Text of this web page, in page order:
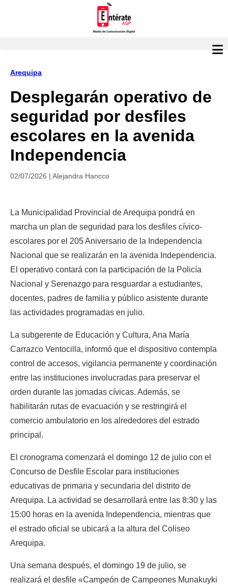
Arequipa
Desplegarán operativo de
seguridad por desfiles
escolares en la avenida
Independencia
02/07/2026 | Alejandra Hancco
La Municipalidad Provincial de Arequipa pondrá en
marcha un plan de seguridad para los desfiles cívico-
escolares por el 205 Aniversario de la Independencia
Nacional que se realizarán en la avenida Independencia.
El operativo contará con la participación de la Policía
Nacional y Serenazgo para resguardar a estudiantes,
docentes, padres de familia y público asistente durante
las actividades programadas en julio.
La subgerente de Educación y Cultura, Ana María
Carrazco Ventocilla, informó que el dispositivo contempla
control de accesos, vigilancia permanente y coordinación
entre las instituciones involucradas para preservar el
orden durante las jornadas cívicas. Además, se
habilitarán rutas de evacuación y se restringirá el
comercio ambulatorio en los alrededores del estrado
principal.
El cronograma comenzará el domingo 12 de julio con el
Concurso de Desfile Escolar para instituciones
educativas de primaria y secundaria del distrito de
Arequipa. La actividad se desarrollará entre las 8:30 y las
15:00 horas en la avenida Independencia, mientras que
el estrado oficial se ubicará a la altura del Coliseo
Arequipa.
Una semana después, el domingo 19 de julio, se
realizará el desfile «Campeón de Campeones Munakuyki